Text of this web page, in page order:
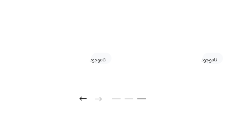
ناموجود ناموجود